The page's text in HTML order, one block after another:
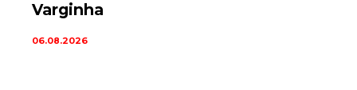
Varginha
06.08.2026